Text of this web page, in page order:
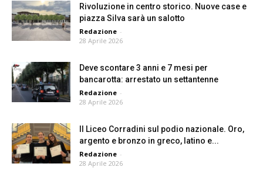
Rivoluzione in centro storico. Nuove case e
piazza Silva sarà un salotto
Redazione -
28 Aprile 2026
Deve scontare 3 anni e 7 mesi per
bancarotta: arrestato un settantenne
Redazione -
28 Aprile 2026
Il Liceo Corradini sul podio nazionale. Oro,
argento e bronzo in greco, latino e...
Redazione -
28 Aprile 2026